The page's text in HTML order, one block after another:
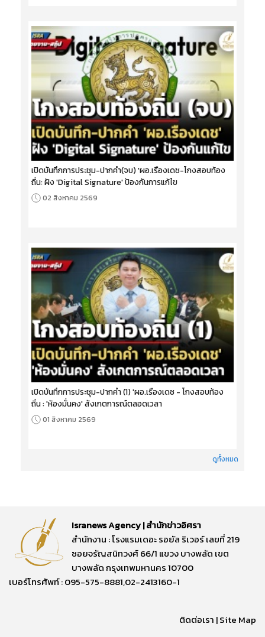
เปิดบันทึกการประชุม-ปากคำ(จบ) 'ผอ.เรืองเดช-โกงสอบท้อง
ถิ่น: ฝัง 'Digital Signature' ป้องกันการแก้ไข
02 สิงหาคม 2569
เปิดบันทึกการประชุม-ปากคำ (1) 'ผอ.เรืองเดช - โกงสอบท้อง
ถิ่น : 'ห้องมั่นคง' สังเกตการณ์ตลอดเวลา
01 สิงหาคม 2569
ดูทั้งหมด
Isranews Agency | สำนักข่าวอิศรา
สำนักงาน : โรงแรมเดอะ รอยัล ริเวอร์ เลขที่ 219
ซอยจรัญสนิทวงศ์ 66/1 แขวง บางพลัด เขต
บางพลัด กรุงเทพมหานคร 10700
เบอร์โทรศัพท์ : 095-575-8881,02-2413160-1
ติดต่อเรา |Site Map